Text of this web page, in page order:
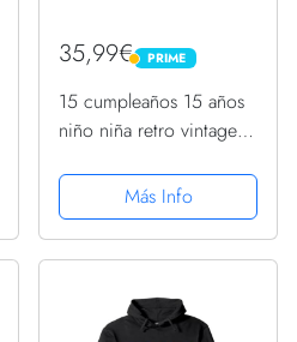
35,99€ PRIME
PRIME
15 cumpleaños 15 años
niño niña retro vintage
Más Info